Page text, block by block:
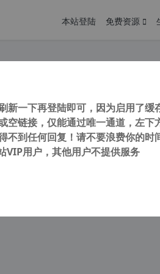
本站登陆 免费资源
v10.4.2.637 AVS音频转换器 转换音频格式
注意： 由于网站空间位于
新一下再登陆即可，因为启用了缓
空链接，仅能通过唯一通道，左下
不到任何回复！请不要浪费你的时
VIP用户，其他用户不提供服务